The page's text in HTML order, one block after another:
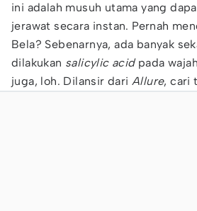
ini adalah musuh utama yang
jerawat secara instan. Pernah
Bela? Sebenarnya, ada banyak
dilakukan salicylic acid pada
juga, loh. Dilansir dari Allure, cari